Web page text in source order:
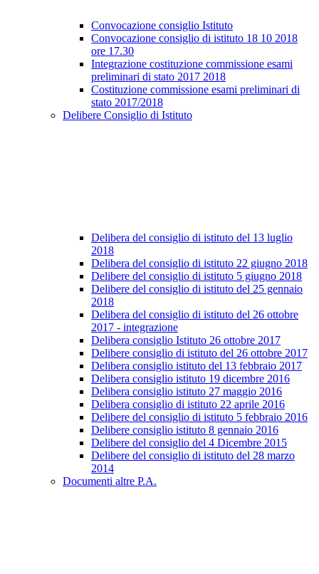
Convocazione consiglio Istituto
Convocazione consiglio di istituto 18 10 2018
ore 17.30
Integrazione costituzione commissione esami
preliminari di stato 2017 2018
Costituzione commissione esami preliminari di
stato 2017/2018
Delibere Consiglio di Istituto
Delibera del consiglio di istituto del 13 luglio
2018
Delibera del consiglio di istituto 22 giugno 2018
Delibere del consiglio di istituto 5 giugno 2018
Delibere del consiglio di istituto del 25 gennaio
2018
Delibera del consiglio di istituto del 26 ottobre
2017 - integrazione
Delibera consiglio Istituto 26 ottobre 2017
Delibere consiglio di istituto del 26 ottobre 2017
Delibera consiglio istituto del 13 febbraio 2017
Delibera consiglio istituto 19 dicembre 2016
Delibera consiglio istituto 27 maggio 2016
Delibera consiglio di istituto 22 aprile 2016
Delibere del consiglio di istituto 5 febbraio 2016
Delibere consiglio istituto 8 gennaio 2016
Delibere del consiglio del 4 Dicembre 2015
Delibere del consiglio di istituto del 28 marzo
2014
Documenti altre P.A.